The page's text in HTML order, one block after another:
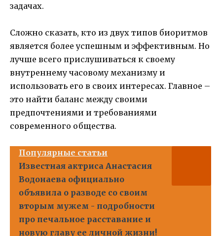
задачах.
Сложно сказать, кто из двух типов биоритмов
является более успешным и эффективным. Но
лучше всего прислушиваться к своему
внутреннему часовому механизму и
использовать его в своих интересах. Главное –
это найти баланс между своими
предпочтениями и требованиями
современного общества.
Популярные статьи
Известная актриса Анастасия
Водонаева официально
объявила о разводе со своим
вторым мужем - подробности
про печальное расставание и
новую главу ее личной жизни!